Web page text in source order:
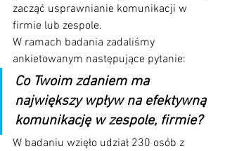
zacząć usprawnianie komunikacji w
firmie lub zespole.
W ramach badania zadaliśmy
ankietowanym następujące pytanie:
Co Twoim zdaniem ma
największy wpływ na efektywną
komunikację w zespole, firmie?
W badaniu wzięło udział 230 osób z